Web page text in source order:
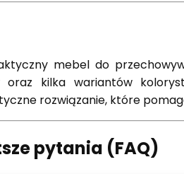
mebel do
kilka wariantów
rozwiązanie, które
pytania (FAQ)